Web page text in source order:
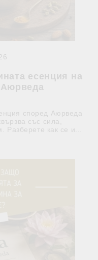
есенция на
според Аюрведа
със сила,
Разберете как се и...